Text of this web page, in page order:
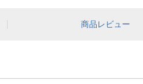
商品レビュー